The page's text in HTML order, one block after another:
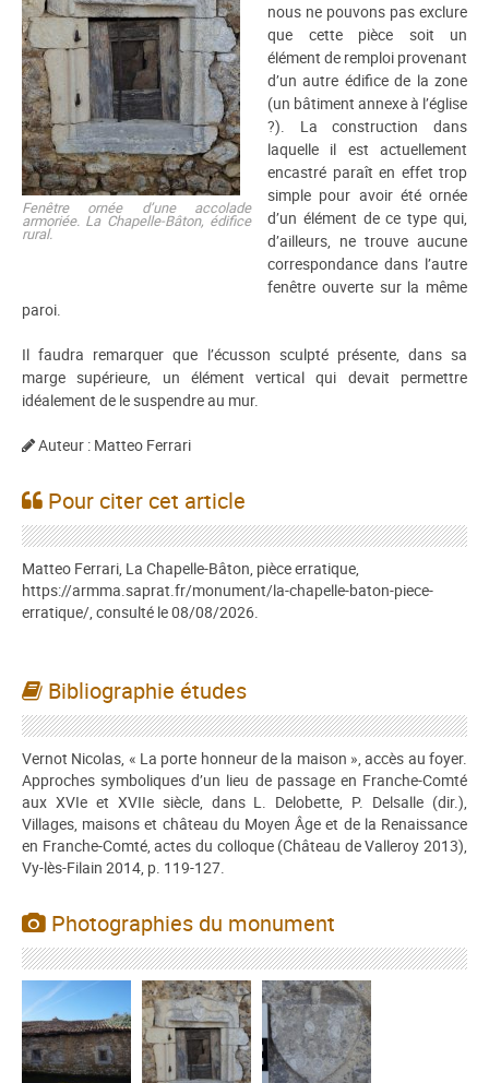
Fenêtre ornée d’une accolade
armoriée. La Chapelle-Bâton, édifice
rural.
nous ne pouvons pas exclure
que cette pièce soit un
élément de remploi provenant
d’un autre édifice de la zone
(un bâtiment annexe à l’église
?). La construction dans
laquelle il est actuellement
encastré paraît en effet trop
simple pour avoir été ornée
d’un élément de ce type qui,
d’ailleurs, ne trouve aucune
correspondance dans l’autre
fenêtre ouverte sur la même
paroi.
Il faudra remarquer que l’écusson sculpté présente, dans sa
marge supérieure, un élément vertical qui devait permettre
idéalement de le suspendre au mur.
Auteur : Matteo Ferrari
Pour citer cet article
Matteo Ferrari, La Chapelle-Bâton, pièce erratique,
https://armma.saprat.fr/monument/la-chapelle-baton-piece-
erratique/, consulté le 08/08/2026.
Bibliographie études
Vernot Nicolas, « La porte honneur de la maison », accès au foyer.
Approches symboliques d’un lieu de passage en Franche-Comté
aux XVIe et XVIIe siècle, dans L. Delobette, P. Delsalle (dir.),
Villages, maisons et château du Moyen Âge et de la Renaissance
en Franche-Comté, actes du colloque (Château de Valleroy 2013),
Vy-lès-Filain 2014, p. 119-127.
Photographies du monument